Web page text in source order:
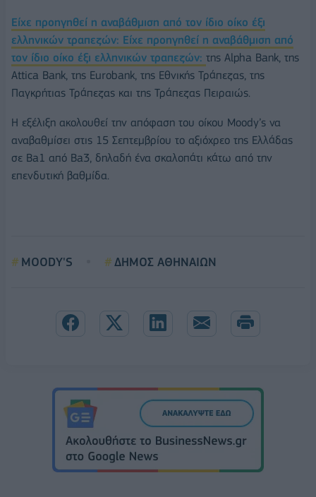
Είχε προηγηθεί η αναβάθμιση από τον ίδιο οίκο έξι
ελληνικών τραπεζών: Είχε προηγηθεί η αναβάθμιση από
τον ίδιο οίκο έξι ελληνικών τραπεζών: της Alpha Bank, της
Attica Bank, της Eurobank, της Εθνικής Τράπεζας, της
Παγκρήτιας Τράπεζας και της Τράπεζας Πειραιώς.
Η εξέλιξη ακολουθεί την απόφαση του οίκου Moody’s να
αναβαθμίσει στις 15 Σεπτεμβρίου το αξιόχρεο της Ελλάδας
σε Ba1 από Ba3, δηλαδή ένα σκαλοπάτι κάτω από την
επενδυτική βαθμίδα.
MOODY'S ΔΗΜΟΣ ΑΘΗΝΑΙΩΝ